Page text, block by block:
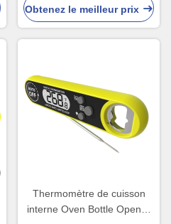
sonde
Obtenez le meilleur prix
Thermomètre de cuisson
interne Oven Bottle Opener